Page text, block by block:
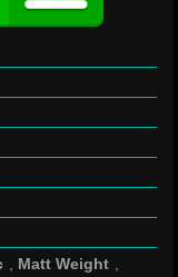
Matt Weight